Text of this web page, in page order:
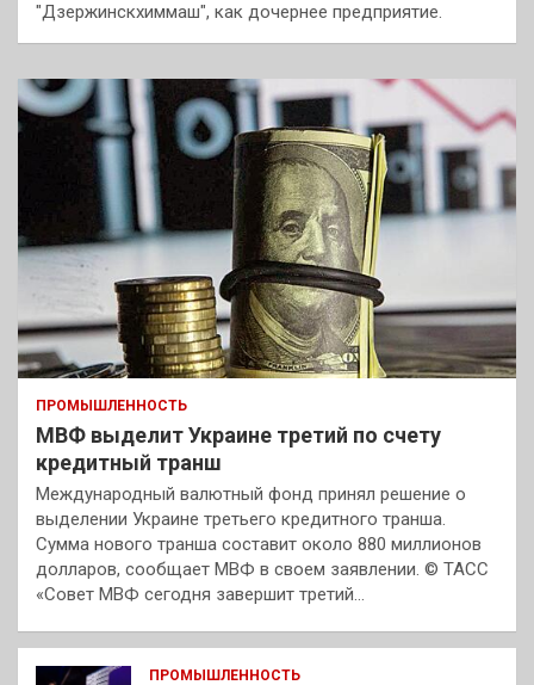
"Дзержинскхиммаш", как дочернее предприятие.
ПРОМЫШЛЕННОСТЬ
МВФ выделит Украине третий по счету
кредитный транш
Международный валютный фонд принял решение о
выделении Украине третьего кредитного транша.
Сумма нового транша составит около 880 миллионов
долларов, сообщает МВФ в своем заявлении. © ТАСС
«Совет МВФ сегодня завершит третий…
ПРОМЫШЛЕННОСТЬ